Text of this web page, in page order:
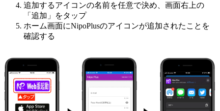
追加するアイコンの名前を任意で決め、画面右上の
「追加」をタップ
ホーム画面にNipoPlusのアイコンが追加されたことを
確認する